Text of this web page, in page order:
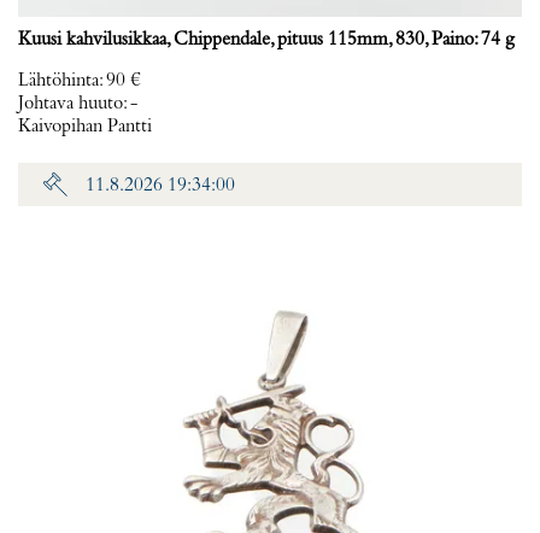
Kuusi kahvilusikkaa, Chippendale, pituus 115mm, 830, Paino: 74 g
Lähtöhinta:90 €
Johtava huuto:-
Kaivopihan Pantti
11.8.2026 19:34:00